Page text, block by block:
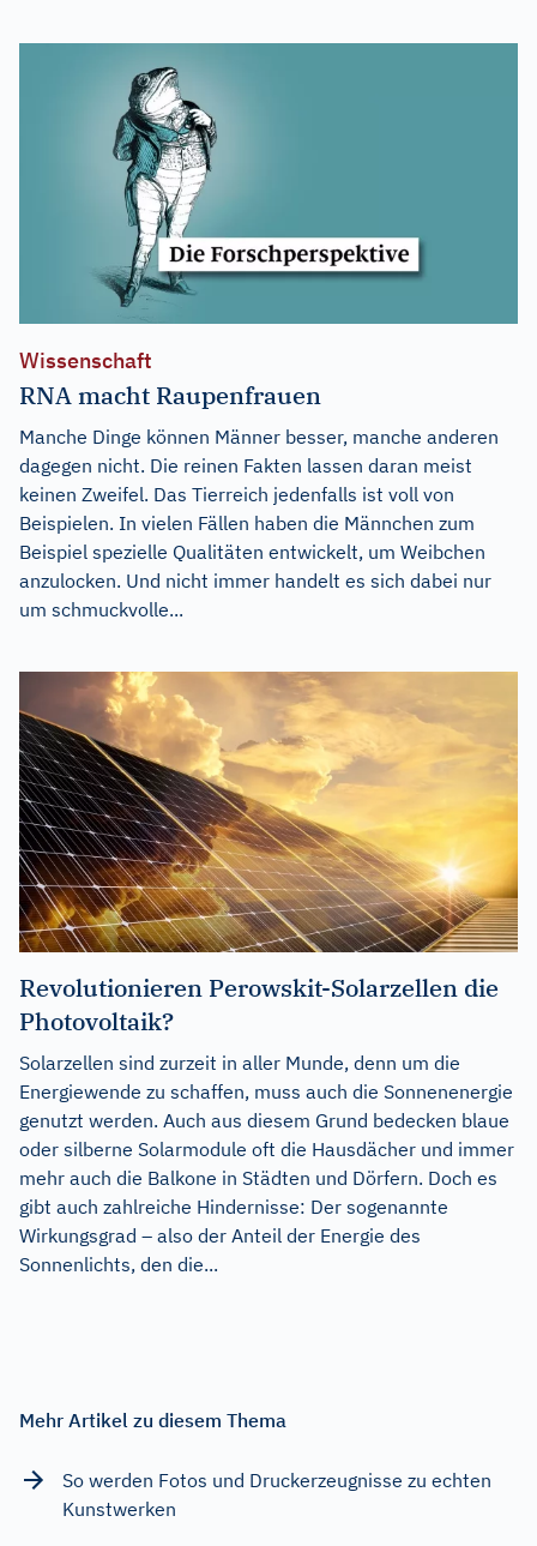
Wissenschaft
RNA macht Raupenfrauen
Manche Dinge können Männer besser, manche anderen
dagegen nicht. Die reinen Fakten lassen daran meist
keinen Zweifel. Das Tierreich jedenfalls ist voll von
Beispielen. In vielen Fällen haben die Männchen zum
Beispiel spezielle Qualitäten entwickelt, um Weibchen
anzulocken. Und nicht immer handelt es sich dabei nur
um schmuckvolle...
Revolutionieren Perowskit-Solarzellen die
Photovoltaik?
Solarzellen sind zurzeit in aller Munde, denn um die
Energiewende zu schaffen, muss auch die Sonnenenergie
genutzt werden. Auch aus diesem Grund bedecken blaue
oder silberne Solarmodule oft die Hausdächer und immer
mehr auch die Balkone in Städten und Dörfern. Doch es
gibt auch zahlreiche Hindernisse: Der sogenannte
Wirkungsgrad – also der Anteil der Energie des
Sonnenlichts, den die...
Mehr Artikel zu diesem Thema
So werden Fotos und Druckerzeugnisse zu echten
Kunstwerken